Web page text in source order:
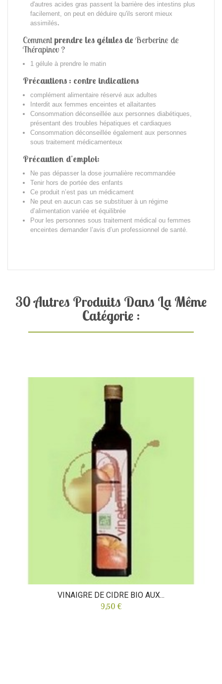
d'autres acides gras passent la barrière des intestins plus
facilement, on peut en déduire qu'ils seront mieux
assimilés.
Commentprendre les gélules de Berberine de
Thérapinov ?
1 gélule à prendre le matin
Précautions : contre indications
complément alimentaire réservé aux adultes
Interdit aux femmes enceintes et allaitantes
Consommation déconseillée aux personnes diabétiques,
présentant des troubles hépatiques et cardiaques
Consommation déconseillée également aux personnes
sous traitement médicamenteux
Précaution d’emploi:
Ne pas dépasser la dose journalière recommandée
Tenir hors de portée des enfants
Ce produit n’est pas un médicament
Ne peut en aucun cas se substituer à un régime
d’alimentation variée et équilibrée
Pour les personnes sous traitement médical ou femmes
enceintes demander l’avis d’un professionnel de santé.
30 Autres Produits Dans La Même
Catégorie :
VINAIGRE DE CIDRE BIO AUX...
9,50 €